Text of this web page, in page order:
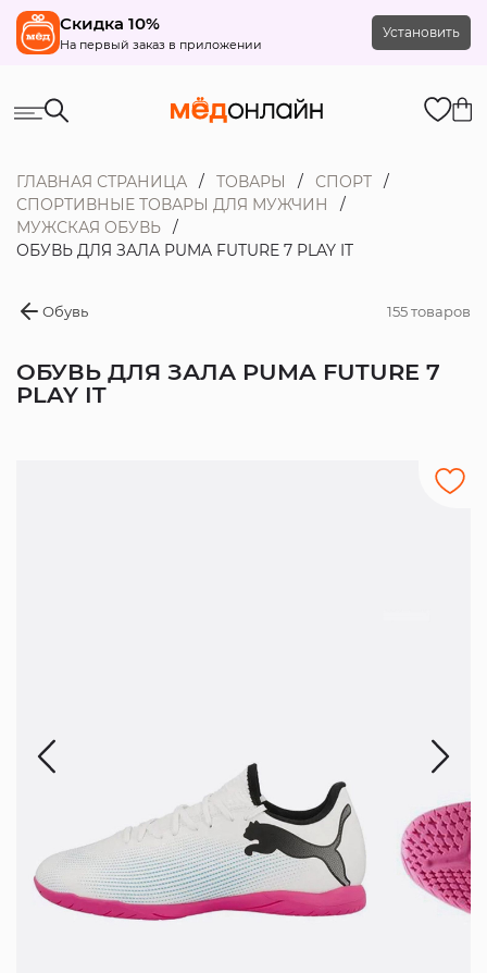
Скидка 10%
На первый заказ в приложении
Установить
ГЛАВНАЯ СТРАНИЦА ТОВАРЫ
СПОРТ
СПОРТИВНЫЕ ТОВАРЫ ДЛЯ МУЖЧИН
МУЖСКАЯ ОБУВЬ
ОБУВЬ ДЛЯ ЗАЛА PUMA FUTURE 7 PLAY IT
Обувь 155 товаров
ОБУВЬ ДЛЯ ЗАЛА PUMA FUTURE 7
PLAY IT